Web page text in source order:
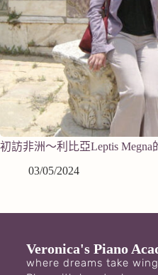
初訪非洲～利比亞Leptis Megna
03/05/2024
Veronica's Piano
where dreams take